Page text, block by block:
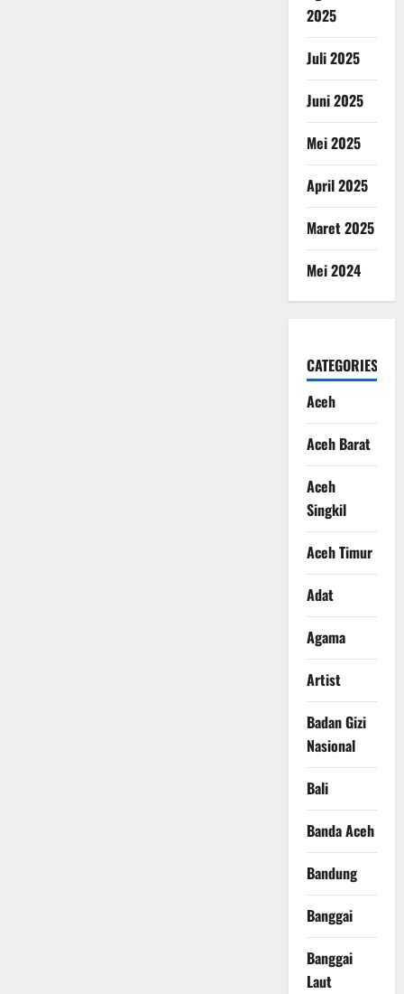
2025
Juli 2025
Juni 2025
Mei 2025
April 2025
Maret 2025
Mei 2024
CATEGORIES
Aceh
Aceh Barat
Aceh
Singkil
Aceh Timur
Adat
Agama
Artist
Badan Gizi
Nasional
Bali
Banda Aceh
Bandung
Banggai
Banggai
Laut